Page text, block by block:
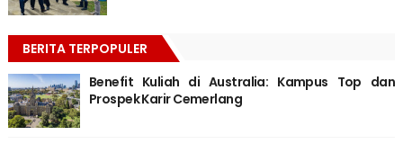
BERITA TERPOPULER
Benefit Kuliah di Australia: Kampus Top dan
Prospek Karir Cemerlang